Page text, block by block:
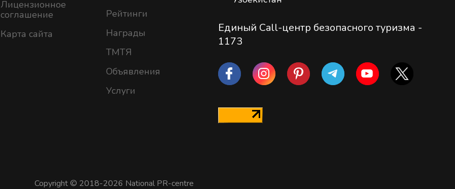
Лицензионное
соглашение
Карта сайта
Рейтинги
Награды
ТМТЯ
Объявления
Услуги
Единый Call-центр безопасного туризма -
1173
Copyright © 2018-2026 National PR-centre